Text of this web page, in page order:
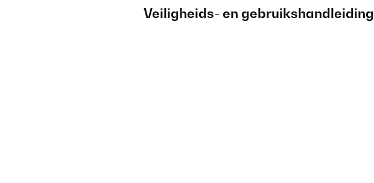
Veiligheids- en gebruikshandleiding